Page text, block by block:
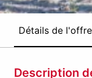
Détails de
Description